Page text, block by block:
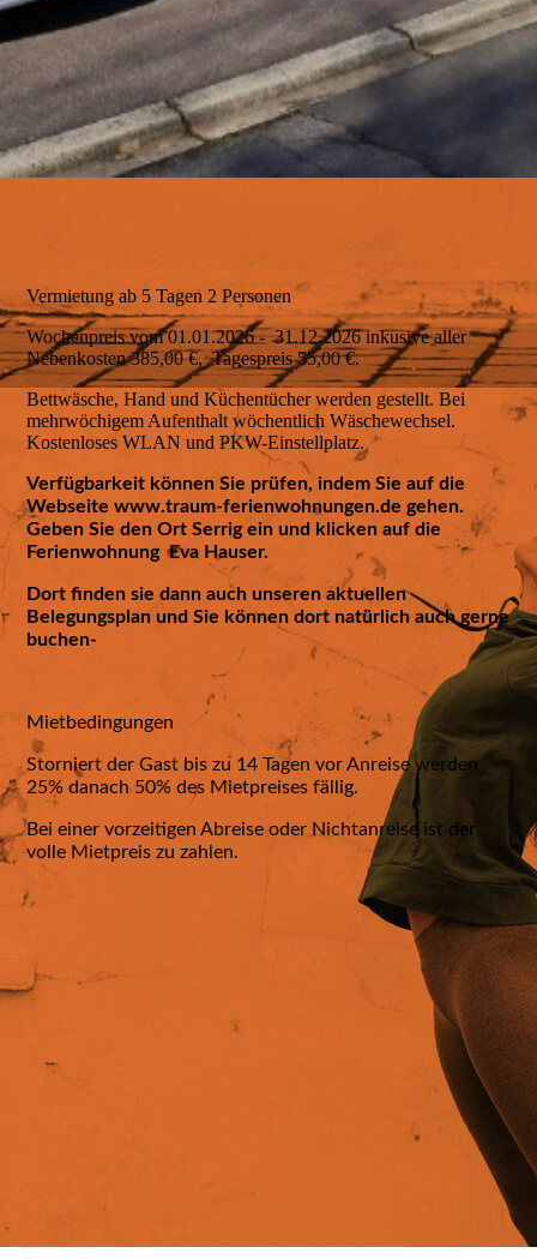
Vermietung ab 5 Tagen 2 Personen
Wochenpreis vom 01.01.2026 - 31.12.2026 inkusive aller
Nebenkosten 385,00 €, Tagespreis 55,00 €.
Bettwäsche, Hand und Küchentücher werden gestellt. Bei
mehrwöchigem Aufenthalt wöchentlich Wäschewechsel.
Kostenloses WLAN und PKW-Einstellplatz.
Verfügbarkeit können Sie prüfen, indem Sie auf die
Webseite www.traum-ferienwohnungen.de gehen.
Geben Sie den Ort Serrig ein und klicken auf die
Ferienwohnung Eva Hauser.
Dort finden sie dann auch unseren aktuellen
Belegungsplan und Sie können dort natürlich auch gerne
buchen-
Mietbedingungen
Storniert der Gast bis zu 14 Tagen vor Anreise werden
25% danach 50% des Mietpreises fällig.
Bei einer vorzeitigen Abreise oder Nichtanreise ist der
volle Mietpreis zu zahlen.
Impressionen
Service
Belegungsplan
Preis & Leistung
Online-Anfragen
Online-Buchen
Kontakt
Gästebuch